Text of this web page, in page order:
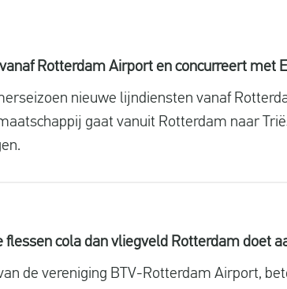
Rotterdam Airport en concurreert met
nieuwe lijndiensten vanaf
gaat vanuit Rotterdam naar
cola dan vliegveld Rotterdam doet
de vereniging BTV-Rotterdam Airport,